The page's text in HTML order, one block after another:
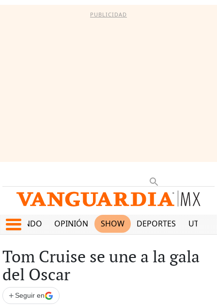
PUBLICIDAD
MUNDO OPINIÓN SHOW DEPORTES
Tom Cruise se une a la gala
del Oscar
+ Seguir en